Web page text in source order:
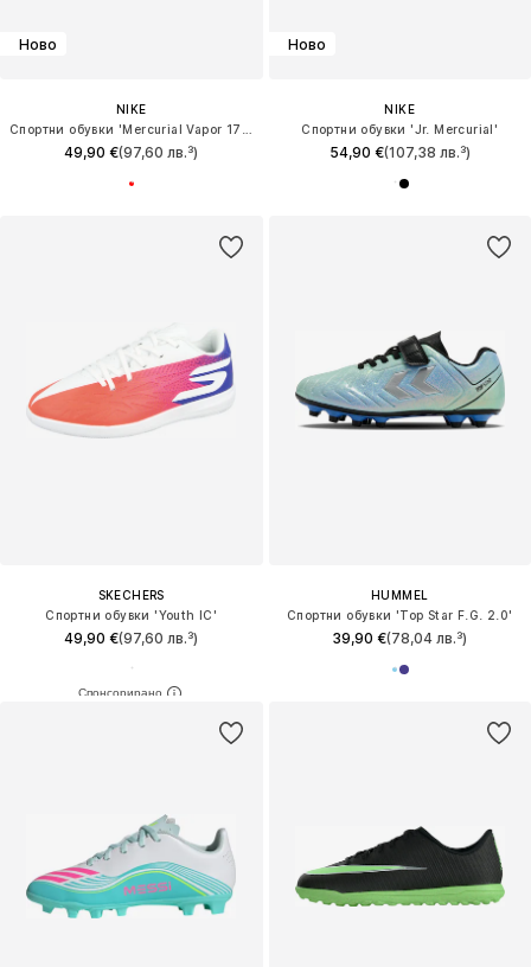
Ново
NIKE
49,90 €(97,60 лв.³)
Ново
NIKE
Спортни обувки 'Jr. Mercurial'
54,90 €(107,38 лв.³)
SKECHERS
Спортни обувки 'Youth IC'
49,90 €(97,60 лв.³)
HUMMEL
Спортни обувки 'Top Star F.G. 2.0'
39,90 €(78,04 лв.³)